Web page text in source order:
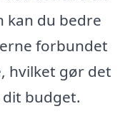
kan du bedre
forbundet
hvilket gør det
budget.